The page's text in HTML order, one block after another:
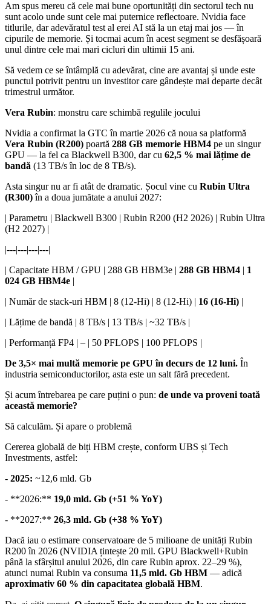
Am spus mereu că cele mai bune oportunități din sectorul tech nu
sunt acolo unde sunt cele mai puternice reflectoare. Nvidia face
titlurile, dar adevăratul test al erei AI stă la un etaj mai jos — în
cipurile de memorie. Și tocmai acum în acest segment se desfășoară
unul dintre cele mai mari cicluri din ultimii 15 ani.
Să vedem ce se întâmplă cu adevărat, cine are avantaj și unde este
punctul potrivit pentru un investitor care gândește mai departe decât
trimestrul următor.
Vera Rubin: monstru care schimbă regulile jocului
Nvidia a confirmat la GTC în martie 2026 că noua sa platformă
Vera Rubin (R200) poartă 288 GB memorie HBM4 pe un singur
GPU — la fel ca Blackwell B300, dar cu 62,5 % mai lățime de
bandă (13 TB/s în loc de 8 TB/s).
Asta singur nu ar fi atât de dramatic. Șocul vine cu Rubin Ultra
(R300)în a doua jumătate a anului 2027:
| Parametru | Blackwell B300 | Rubin R200 (H2 2026) | Rubin Ultra
(H2 2027) |
|---|---|---|---|
| Capacitate HBM / GPU | 288 GB HBM3e | 288 GB HBM4 | 1
024 GB HBM4e |
| Număr de stack-uri HBM | 8 (12-Hi) | 8 (12-Hi) | 16 (16-Hi) |
| Lățime de bandă | 8 TB/s | 13 TB/s | ~32 TB/s |
| Performanță FP4 | – | 50 PFLOPS | 100 PFLOPS |
De 3,5× mai multă memorie pe GPU în decurs de 12 luni. În
industria semiconductorilor, asta este un salt fără precedent.
Și acum întrebarea pe care puțini o pun: de unde va proveni toată
această memorie?
Să calculăm. Și apare o problemă
Cererea globală de biți HBM crește, conform UBS și Tech
Investments, astfel:
- 2025: ~12,6 mld. Gb
- **2026:** 19,0 mld. Gb (+51 % YoY)
- **2027:** 26,3 mld. Gb (+38 % YoY)
Dacă iau o estimare conservatoare de 5 milioane de unități Rubin
R200 în 2026 (NVIDIA țintește 20 mil. GPU Blackwell+Rubin
până la sfârșitul anului 2026, din care Rubin aprox. 22–29 %),
atunci numai Rubin va consuma 11,5 mld. Gb HBM — adică
aproximativ 60 % din capacitatea globală HBM.